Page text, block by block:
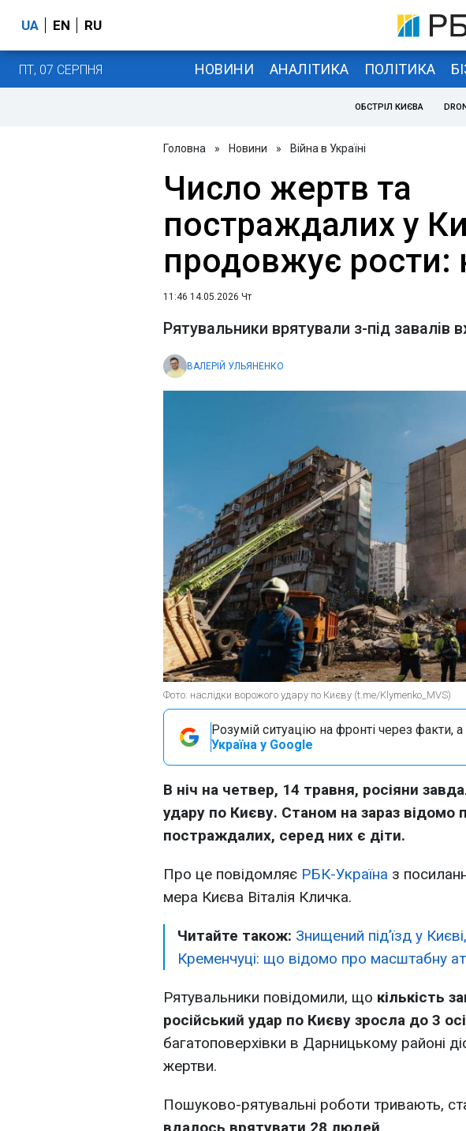
UA EN RU
ПТ, 07 СЕРПНЯ НОВИНИ АНАЛІТИКА ПОЛІТИКА
ОБСТРІЛ КИЄВА
Головна » Новини » Війна в Україні
Число жертв та
постраждалих у
продовжує рости:
11:46 14.05.2026 Чт
Рятувальники врятували з-під завалів
ВАЛЕРІЙ УЛЬЯНЕНКО
Фото: наслідки ворожого удару по Києву (t.me/Klymenko_MVS)
Розумій ситуацію на фронті через факти, а
Україна у Google
В ніч на четвер, 14 травня, росіяни
удару по Києву. Станом на зараз відомо
постраждалих, серед них є діти.
Про це повідомляє РБК-Україна з
мера Києва Віталія Кличка.
Читайте також: Знищений під’їзд у
Кременчуці: що відомо про масштабну
Рятувальники повідомили, що кількість
російський удар по Києву зросла до 3
багатоповерхівки в Дарницькому районі
жертви.
Пошуково-рятувальні роботи тривають,